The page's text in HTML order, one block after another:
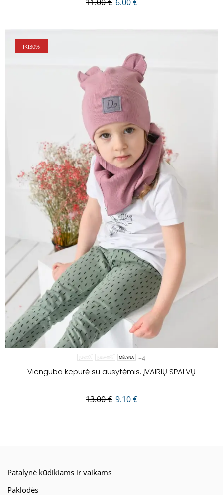
11.00€ 6.00€
IKI30%
JUODA KREMINĖ MĖLYNA +4
Vienguba kepurė su ausytėmis. ĮVAIRIŲ SPALVŲ
13.00€ 9.10€
Patalynė kūdikiams ir vaikams
Paklodės